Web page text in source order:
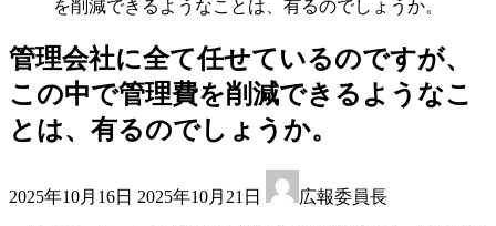
を削減できるようなことは、有るのでしょうか。
管理会社に全て任せているのですが、
この中で管理費を削減できるようなこ
とは、有るのでしょうか。
2025年10月16日 終
2025年10月21日 広報委員長